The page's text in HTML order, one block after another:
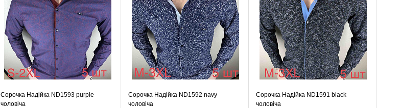
Сорочка Надійка ND1593 purple
чоловіча
Сорочка Надійка ND1592 navy
чоловіча
Сорочка Надійка ND1591 black
чоловіча